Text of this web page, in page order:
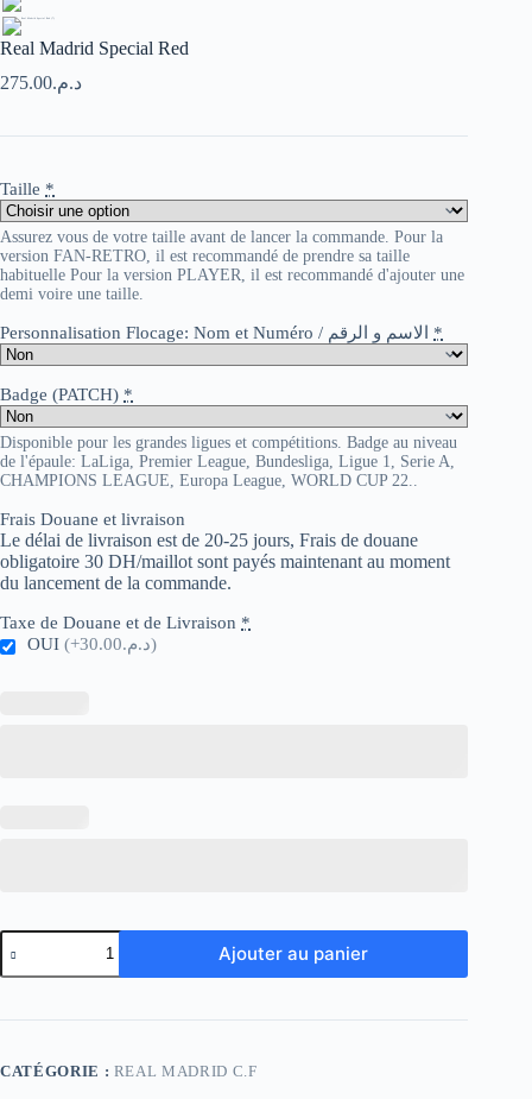
Real Madrid Special Red
د.م.275.00
Taille *
Assurez vous de votre taille avant de lancer la commande. Pour la
version FAN-RETRO, il est recommandé de prendre sa taille
habituelle Pour la version PLAYER, il est recommandé d'ajouter une
demi voire une taille.
Personnalisation Flocage: Nom et Numéro / الاسم و الرقم *
Badge (PATCH) *
Disponible pour les grandes ligues et compétitions. Badge au niveau
de l'épaule: LaLiga, Premier League, Bundesliga, Ligue 1, Serie A,
CHAMPIONS LEAGUE, Europa League, WORLD CUP 22..
Frais Douane et livraison
Le délai de livraison est de 20-25 jours, Frais de douane
obligatoire 30 DH/maillot sont payés maintenant au moment
du lancement de la commande.
Taxe de Douane et de Livraison *
OUI
(+د.م.30.00)
quantité
de
Real
Special
Ajouter au panier
CATÉGORIE : REAL MADRID C.F